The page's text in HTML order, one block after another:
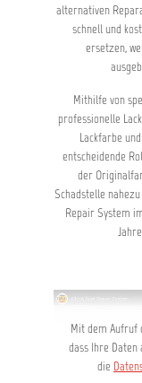
alternativen
schnell und
ersetzen,
Mithilfe von
professionelle
Lackfarbe
entscheidende
der
Schadstelle
Repair System
Mit dem Aufruf
dass Ihre Daten
die